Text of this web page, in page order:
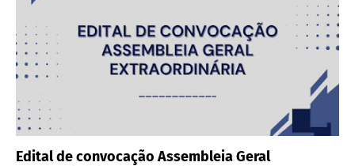
Edital de convocação Assembleia Geral